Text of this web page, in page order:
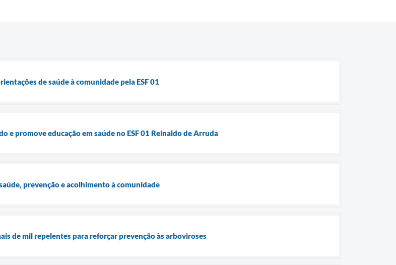
de saúde à comunidade pela ESF 01
e promove educação em saúde no ESF 01 Reinaldo de Arruda
prevenção e acolhimento à comunidade
de mil repelentes para reforçar prevenção às arboviroses